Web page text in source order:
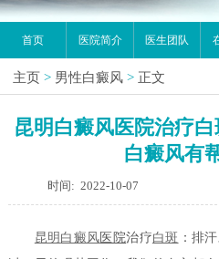
首页 医院简介 医生团队
主页 > 男性白癜风 > 正文
昆明白癜风医院治疗
白癜风有
时间: 2022-10-07
昆明 白癜风 医院治疗白斑 ：排